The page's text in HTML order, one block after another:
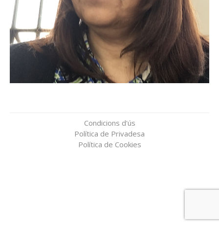
Condicions d'ús
Política de Privadesa
Política de Cookies